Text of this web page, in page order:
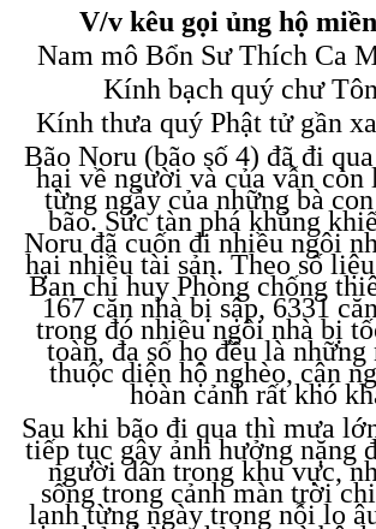
V/v kêu gọi ủng hộ
Nam mô Bổn Sư Thích Ca
Kính bạch quý chư
Kính thưa quý Phật tử gần
Bão Noru (bão số 4) đã đi
hại về người và của vẫn còn
từng ngày của những bà
bão. Sức tàn phá khủng
Noru đã cuốn đi nhiều ngôi
hại nhiều tài sản. Theo số
Ban chỉ huy Phòng chống
167 căn nhà bị sập, 6331
trong đó nhiều ngôi nhà bị
toàn, đa số họ đều là
thuộc diện hộ nghèo, cận
hoàn cảnh rất khó
Sau khi bão đi qua thì mưa
tiếp tục gây ảnh hưởng nặng
người dân trong khu vực,
sống trong cảnh màn trời
lạnh từng ngày trong nỗi lo